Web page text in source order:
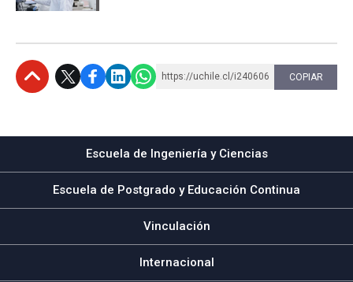
https://uchile.cl/i240606 COPIAR
Escuela de Ingeniería y Ciencias
Escuela de Postgrado y Educación Continua
Vinculación
Internacional